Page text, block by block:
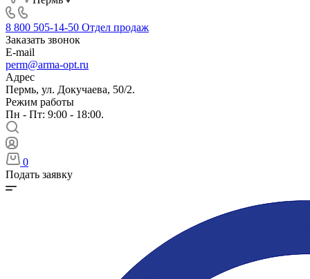
8 800 505-14-50 Отдел продаж
Заказать звонок
E-mail
perm@arma-opt.ru
Адрес
Пермь, ул. Докучаева, 50/2.
Режим работы
Пн - Пт: 9:00 - 18:00.
0
Подать заявку